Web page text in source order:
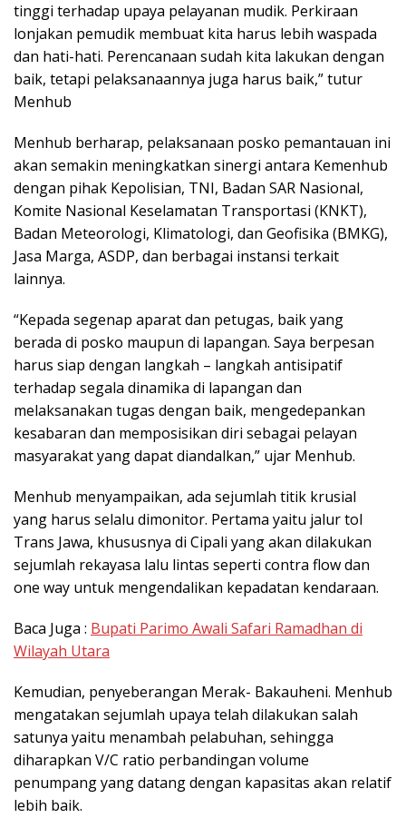
tinggi terhadap upaya pelayanan mudik. Perkiraan
lonjakan pemudik membuat kita harus lebih waspada
dan hati-hati. Perencanaan sudah kita lakukan dengan
baik, tetapi pelaksanaannya juga harus baik,” tutur
Menhub
Menhub berharap, pelaksanaan posko pemantauan ini
akan semakin meningkatkan sinergi antara Kemenhub
dengan pihak Kepolisian, TNI, Badan SAR Nasional,
Komite Nasional Keselamatan Transportasi (KNKT),
Badan Meteorologi, Klimatologi, dan Geofisika (BMKG),
Jasa Marga, ASDP, dan berbagai instansi terkait
lainnya.
“Kepada segenap aparat dan petugas, baik yang
berada di posko maupun di lapangan. Saya berpesan
harus siap dengan langkah – langkah antisipatif
terhadap segala dinamika di lapangan dan
melaksanakan tugas dengan baik, mengedepankan
kesabaran dan memposisikan diri sebagai pelayan
masyarakat yang dapat diandalkan,” ujar Menhub.
Menhub menyampaikan, ada sejumlah titik krusial
yang harus selalu dimonitor. Pertama yaitu jalur tol
Trans Jawa, khususnya di Cipali yang akan dilakukan
sejumlah rekayasa lalu lintas seperti contra flow dan
one way untuk mengendalikan kepadatan kendaraan.
Baca Juga : Bupati Parimo Awali Safari Ramadhan di
Wilayah Utara
Kemudian, penyeberangan Merak- Bakauheni. Menhub
mengatakan sejumlah upaya telah dilakukan salah
satunya yaitu menambah pelabuhan, sehingga
diharapkan V/C ratio perbandingan volume
penumpang yang datang dengan kapasitas akan relatif
lebih baik.